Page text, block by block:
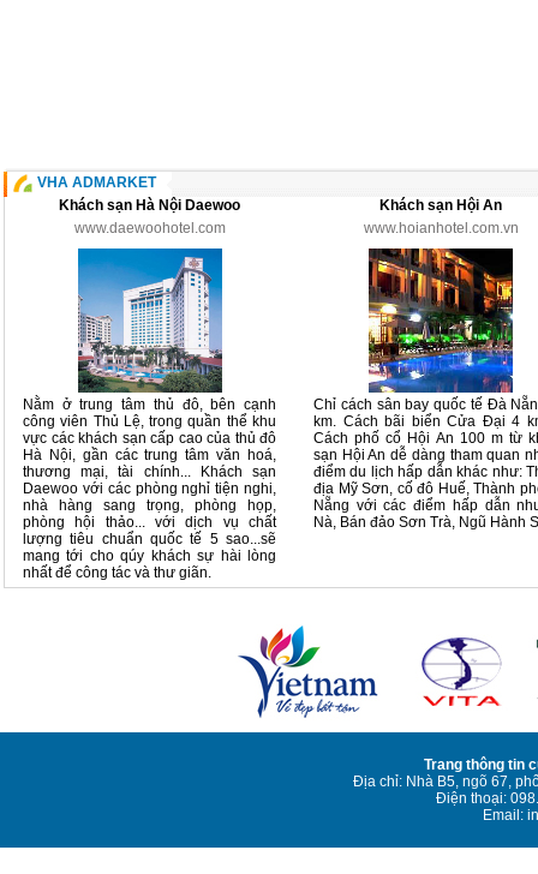
VHA ADMARKET
Khách sạn Hà Nội Daewoo
www.daewoohotel.com
Nằm ở trung tâm thủ đô, bên cạnh
công viên Thủ Lệ, trong quần thể khu
vực các khách sạn cấp cao của thủ đô
Hà Nội, gần các trung tâm văn hoá,
thương mại, tài chính... Khách sạn
Daewoo với các phòng nghỉ tiện nghi,
nhà hàng sang trọng, phòng họp,
phòng hội thảo... với dịch vụ chất
lượng tiêu chuẩn quốc tế 5 sao...sẽ
mang tới cho qúy khách sự hài lòng
nhất để công tác và thư giãn.
Khách sạn Hội An
www.hoianhotel.com.vn
Chỉ cách sân bay quốc tế Đà
km. Cách bãi biển Cửa Đại 4
Cách phố cổ Hội An 100 m từ
sạn Hội An dễ dàng tham quan
điểm du lịch hấp dẫn khác như:
địa Mỹ Sơn, cố đô Huế, Thành
Nẵng với các điểm hấp dẫn
Nà, Bán đảo Sơn Trà, Ngũ Hành
Trang thông tin
Địa chỉ: Nhà B5, ngõ 67,
Điện thoại:
Email: